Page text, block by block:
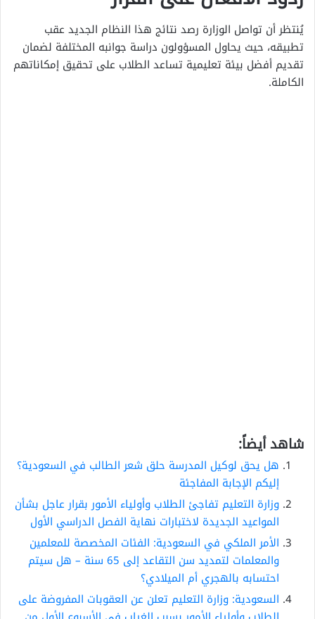
يُنتظر أن تواصل الوزارة رصد نتائج هذا النظام الجديد عقب
تطبيقه، حيث يحاول المسؤولون دراسة جوانبه المختلفة لضمان
تقديم أفضل بيئة تعليمية تساعد الطلاب على تحقيق إمكاناتهم
الكاملة.
شاهد أيضاً:
هل يحق لوكيل المدرسة حلق شعر الطالب في السعودية؟
إليكم الإجابة المفاجئة
وزارة التعليم تفاجئ الطلاب وأولياء الأمور بقرار عاجل بشأن
المواعيد الجديدة لاختبارات نهاية الفصل الدراسي الأول
الأمر الملكي في السعودية: الفئات المخصصة للمعلمين
والمعلمات لتمديد سن التقاعد إلى 65 سنة – هل سيتم
احتسابه بالهجري أم الميلادي؟
السعودية: وزارة التعليم تعلن عن العقوبات المفروضة على